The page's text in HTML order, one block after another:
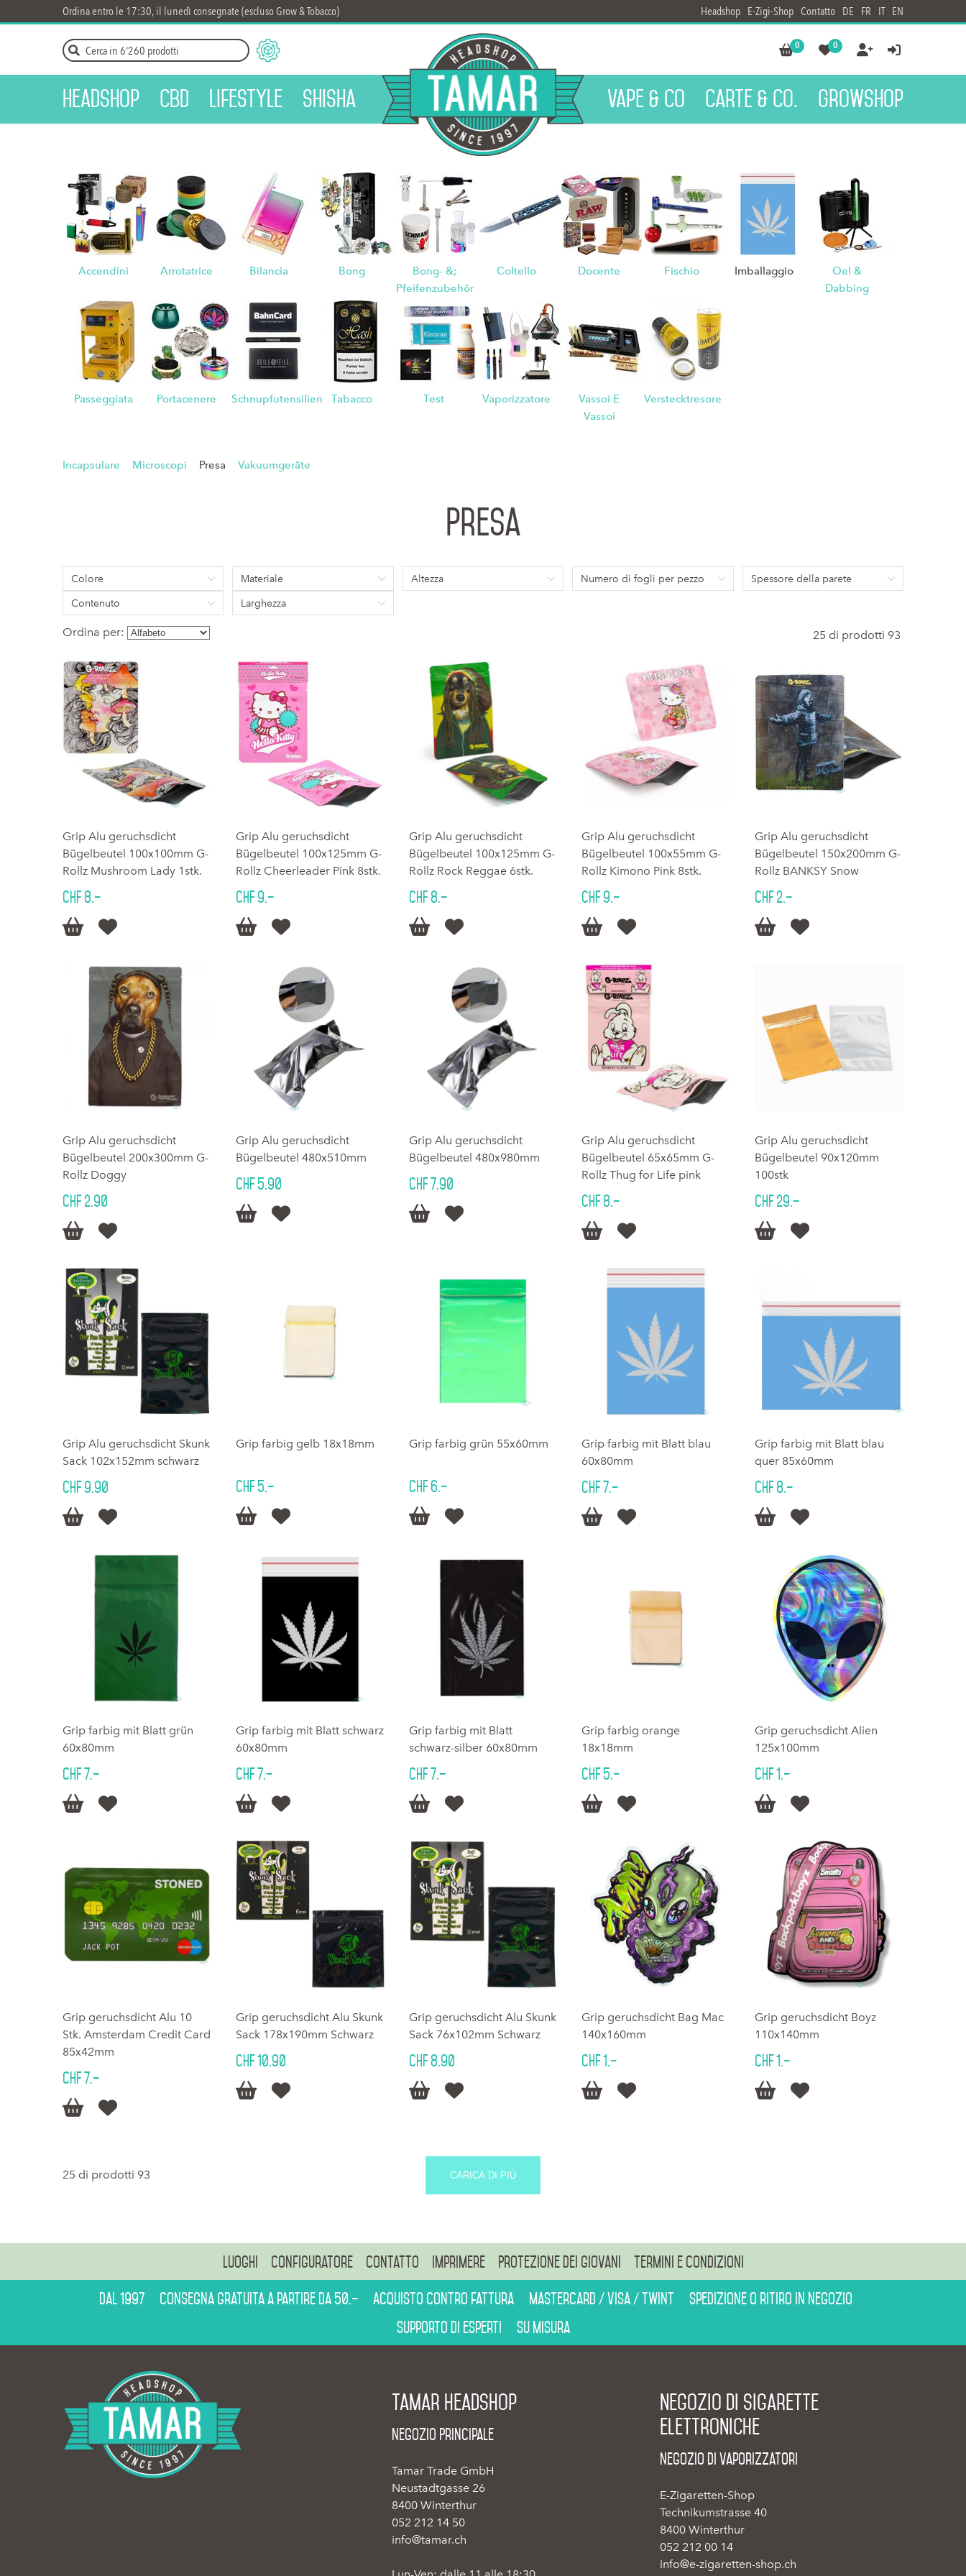
Ordina entro le 17:30, il lunedì consegnate (escluso Grow & Tobacco) Headshop E-Zigi-Shop Contatto DE FR IT EN
0 0  
Headshop CBD Lifestyle Shisha Vape & Co Carte & Co. Growshop
Accendini Arrotatrice Bilancia Bong
Bong- &;
Pfeifenzubehör
Coltello Docente Fischio Imballaggio
Oel &
Dabbing
Passeggiata Portacenere Schnupfutensilien Tabacco Test Vaporizzatore
Vassoi E
Vassoi
Verstecktresore
Incapsulare Microscopi Presa Vakuumgeräte
Presa
Colore Materiale Altezza Numero di fogli per pezzo
Spessore della parete
Contenuto
Larghezza
Ordina per: 25 di prodotti 93
Grip Alu geruchsdicht
Bügelbeutel 100x100mm G-
Rollz Mushroom Lady 1stk.
CHF 8.–
 
Grip Alu geruchsdicht
Bügelbeutel 100x125mm G-
Rollz Cheerleader Pink 8stk.
CHF 9.–
 
Grip Alu geruchsdicht
Bügelbeutel 100x125mm G-
Rollz Rock Reggae 6stk.
CHF 8.–
 
Grip Alu geruchsdicht
Bügelbeutel 100x55mm G-
Rollz Kimono Pink 8stk.
CHF 9.–
 
Grip Alu geruchsdicht
Bügelbeutel 150x200mm G-
Rollz BANKSY Snow
CHF 2.–
 
Grip Alu geruchsdicht
Bügelbeutel 200x300mm G-
Rollz Doggy
CHF 2.90
 
Grip Alu geruchsdicht
Bügelbeutel 480x510mm
CHF 5.90
 
Grip Alu geruchsdicht
Bügelbeutel 480x980mm
CHF 7.90
 
Grip Alu geruchsdicht
Bügelbeutel 65x65mm G-
Rollz Thug for Life pink
CHF 8.–
 
Grip Alu geruchsdicht
Bügelbeutel 90x120mm
100stk
CHF 29.–
 
Grip Alu geruchsdicht Skunk
Sack 102x152mm schwarz
CHF 9.90
 
Grip farbig gelb 18x18mm
CHF 5.–
 
Grip farbig grün 55x60mm
CHF 6.–
 
Grip farbig mit Blatt blau
60x80mm
CHF 7.–
 
Grip farbig mit Blatt blau
quer 85x60mm
CHF 8.–
 
Grip farbig mit Blatt grün
60x80mm
CHF 7.–
 
Grip farbig mit Blatt schwarz
60x80mm
CHF 7.–
 
Grip farbig mit Blatt
schwarz-silber 60x80mm
CHF 7.–
 
Grip farbig orange
18x18mm
CHF 5.–
 
Grip geruchsdicht Alien
125x100mm
CHF 1.–
 
Grip geruchsdicht Alu 10
Stk. Amsterdam Credit Card
85x42mm
CHF 7.–
 
Grip geruchsdicht Alu Skunk
Sack 178x190mm Schwarz
CHF 10.90
 
Grip geruchsdicht Alu Skunk
Sack 76x102mm Schwarz
CHF 8.90
 
Grip geruchsdicht Bag Mac
140x160mm
CHF 1.–
 
Grip geruchsdicht Boyz
110x140mm
CHF 1.–
 
25 di prodotti 93 CARICA DI PIÙ
Luoghi Configuratore Contatto Imprimere Protezione dei giovani Termini e condizioni
Dal 1997 Consegna gratuita a partire da 50.– Acquisto contro fattura Mastercard / Visa / Twint
Spedizione o ritiro in negozio
Supporto di esperti
Su misura
Tamar Headshop
Negozio Principale
Tamar Trade GmbH
Neustadtgasse 26
8400 Winterthur
052 212 14 50
info@tamar.ch
Negozio di sigarette
elettroniche
Negozio di vaporizzatori
E-Zigaretten-Shop
Technikumstrasse 40
8400 Winterthur
052 212 00 14
info@e-zigaretten-shop.ch